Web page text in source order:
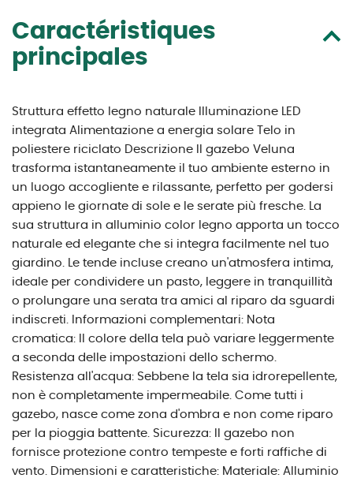
Caractéristiques
principales
Struttura effetto legno naturale Illuminazione LED
integrata Alimentazione a energia solare Telo in
poliestere riciclato Descrizione Il gazebo Veluna
trasforma istantaneamente il tuo ambiente esterno in
un luogo accogliente e rilassante, perfetto per godersi
appieno le giornate di sole e le serate più fresche. La
sua struttura in alluminio color legno apporta un tocco
naturale ed elegante che si integra facilmente nel tuo
giardino. Le tende incluse creano un'atmosfera intima,
ideale per condividere un pasto, leggere in tranquillità
o prolungare una serata tra amici al riparo da sguardi
indiscreti. Informazioni complementari: Nota
cromatica: Il colore della tela può variare leggermente
a seconda delle impostazioni dello schermo.
Resistenza all'acqua: Sebbene la tela sia idrorepellente,
non è completamente impermeabile. Come tutti i
gazebo, nasce come zona d'ombra e non come riparo
per la pioggia battente. Sicurezza: Il gazebo non
fornisce protezione contro tempeste e forti raffiche di
vento. Dimensioni e caratteristiche: Materiale: Alluminio